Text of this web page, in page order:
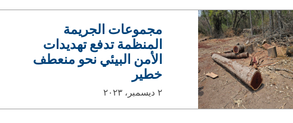
مجموعات الجريمة
المنظمة تدفع تهديدات
الأمن البيئي نحو منعطف
خطير
٢ ديسمبر، ٢٠٢٣